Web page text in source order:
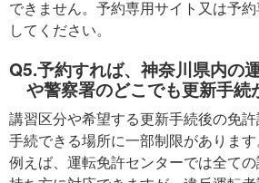
できません。予約専用サイト又は予
してください。
Q5.予約すれば、神奈川県内の
や警察署のどこでも更新手続
講習区分や希望する更新手続後の免許
手続できる場所に一部制限があります
例えば、運転免許センターでは全て